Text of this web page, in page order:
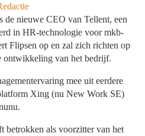
van
de nieuwe CEO van Tellent, een
in HR-technologie voor mkb-
Flipsen op en zal zich richten op
ontwikkeling van het bedrijf.
mee uit eerdere
Xing (nu New Work SE)
betrokken als voorzitter van het